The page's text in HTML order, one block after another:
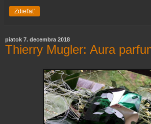
Zdieľať
piatok 7. decembra 2018
Thierry Mugler: Aura